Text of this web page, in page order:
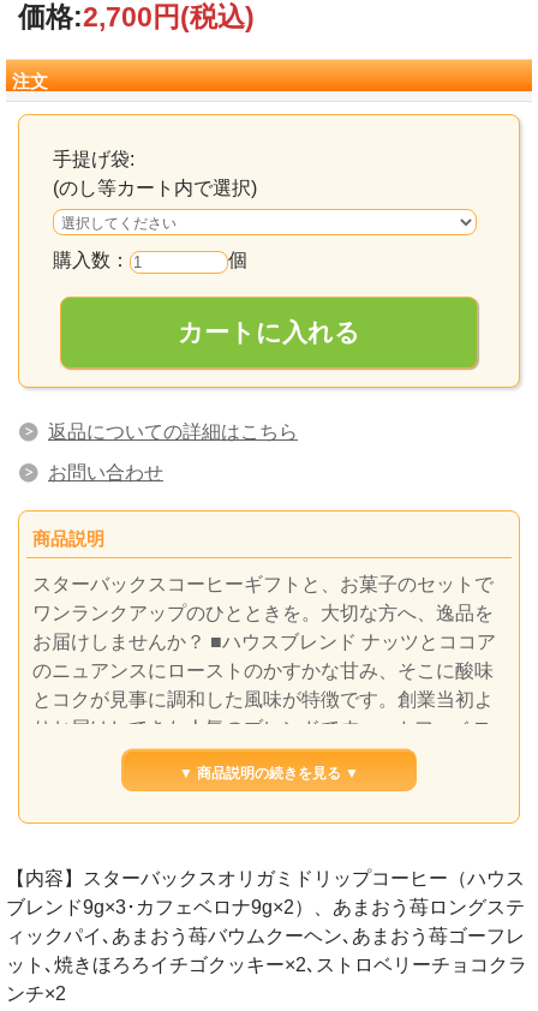
価格:2,700円(税込)
注文
手提げ袋:
(のし等カート内で選択)
購入数： 個
返品についての詳細はこちら
お問い合わせ
商品説明
スターバックスコーヒーギフトと、お菓子のセットで
ワンランクアップのひとときを。大切な方へ、逸品を
お届けしませんか？ ■ハウスブレンド ナッツとココア
のニュアンスにローストのかすかな甘み、そこに酸味
とコクが見事に調和した風味が特徴です。創業当初よ
りお届けしてきた人気のブレンドです。 ■カフェベロ
ナ ダークココアのような口あたり、ロースト感のある
深みや甘みと、しっかりとしたコクの奥行きのある豊
で穏やかな味わい
▼ 商品説明の続きを見る ▼
【内容】スターバックスオリガミドリップコーヒー（ハウス
ブレンド9g×3･カフェベロナ9g×2）、あまおう苺ロングステ
ィックパイ､あまおう苺バウムクーヘン､あまおう苺ゴーフレ
ット､焼きほろろイチゴクッキー×2､ストロベリーチョコクラ
ンチ×2